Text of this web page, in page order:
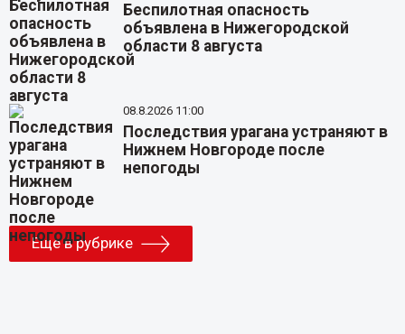
Беспилотная опасность
объявлена в Нижегородской
области 8 августа
08.8.2026 11:00
Последствия урагана устраняют в
Нижнем Новгороде после
непогоды
Еще в рубрике